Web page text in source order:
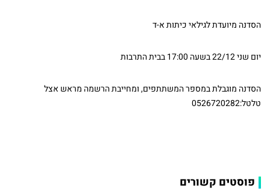
הסדנה מיועדת לגילאי כיתות א-ד
יום שני 22/12 בשעה 17:00 בבית התרבות
הסדנה מוגבלת במספר המשתתפים, ומחייבת הרשמה מראש אצל
טלטל:0526720282
פוסטים קשורים